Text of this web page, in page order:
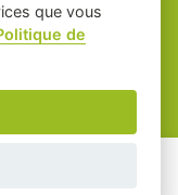
appli
-
des cookies
que vous
de